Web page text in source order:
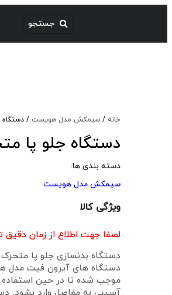
خانه / سیمکش مدل هویست /
دستگاه جلو پا
دسته بندی ها:
سیمکش مدل هویست
ویژگی کالا
لصفا جهت اطلاع از زمان دقیق
دستگاه های آیرون فیت مدل
موجب شده تا در حین استفاده